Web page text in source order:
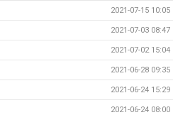
2021-07-15 10:05
2021-07-03 08:47
2021-07-02 15:04
2021-06-28 09:35
2021-06-24 15:29
2021-06-24 08:00